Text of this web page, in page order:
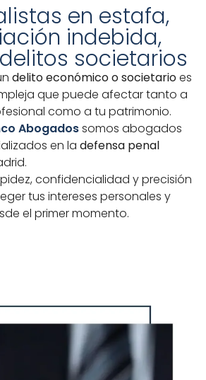
en estafa,
indebida,
societarios
delito económico o societarioes
que puede afectar tanto a
como a tu patrimonio.
Abogadossomos abogados
en la defensa penal
confidencialidad y precisión
tus intereses personales y
el primer momento.